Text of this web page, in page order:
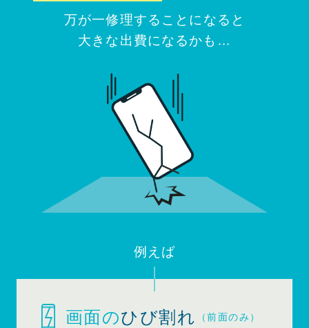
万が一修理することになると
大きな出費になるかも…
例えば
画面のひび割れ （前面のみ）